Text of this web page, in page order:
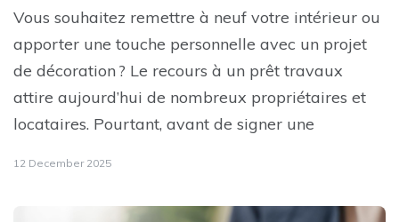
Vous souhaitez remettre à neuf votre intérieur ou
apporter une touche personnelle avec un projet
de décoration ? Le recours à un prêt travaux
attire aujourd’hui de nombreux propriétaires et
locataires. Pourtant, avant de signer une
12 December 2025